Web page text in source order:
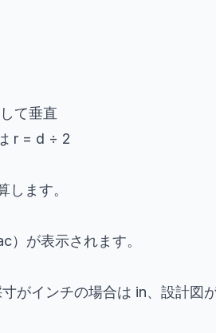
て垂直
r = d ÷ 2
ます。
）が表示されます。
がインチの場合は in、設計図